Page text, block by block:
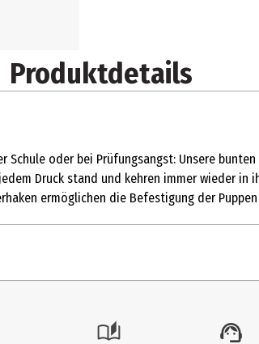
Produktdetails
oder bei Prüfungsangst: Unsere
Druck stand und kehren immer wieder in
ermöglichen die Befestigung der Puppen